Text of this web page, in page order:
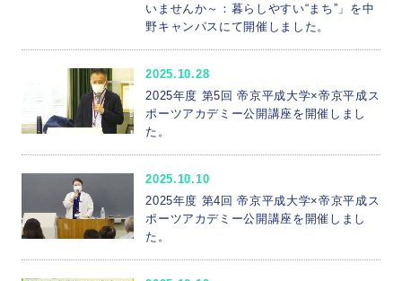
いませんか～：暮らしやすい“まち”」を中
野キャンパスにて開催しました。
2025.10.28
2025年度 第5回 帝京平成大学×帝京平成ス
ポーツアカデミー公開講座を開催しまし
た。
2025.10.10
2025年度 第4回 帝京平成大学×帝京平成ス
ポーツアカデミー公開講座を開催しまし
た。